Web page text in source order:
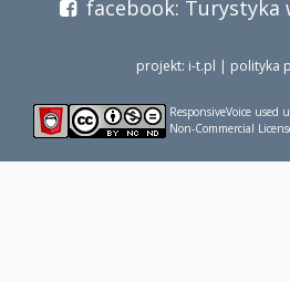
facebook: Turystyka
projekt: i-t.pl | polityka
ResponsiveVoice used
Non-Commercial